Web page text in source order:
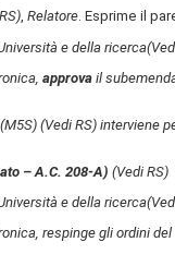
,Relatore. Esprime il
e della ricerca
approva il
(M5S)(Vedi RS) interviene
– A.C. 208-A​) (Vedi RS)
e della ricerca
respinge gli ordini